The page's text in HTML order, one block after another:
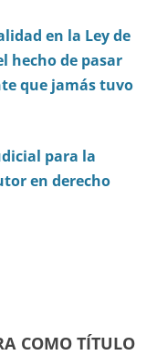
en la Ley de
hecho de pasar
que jamás tuvo
para la
en derecho
COMO TÍTULO